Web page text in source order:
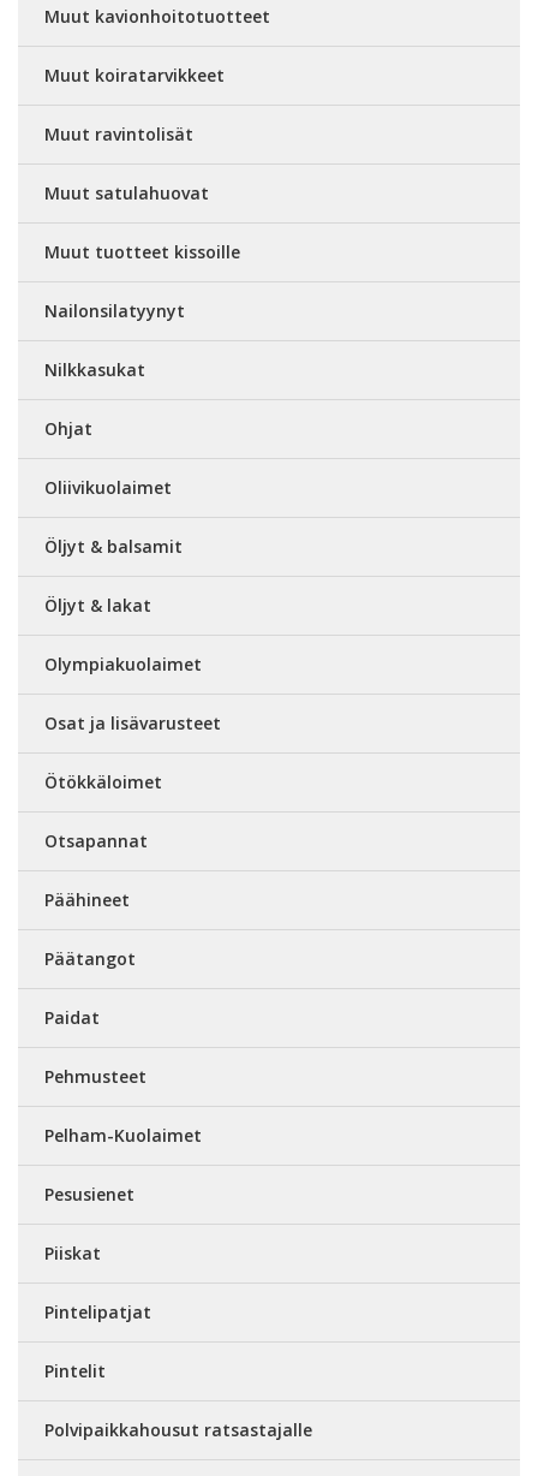
Muut kavionhoitotuotteet
Muut koiratarvikkeet
Muut ravintolisät
Muut satulahuovat
Muut tuotteet kissoille
Nailonsilatyynyt
Nilkkasukat
Ohjat
Oliivikuolaimet
Öljyt & balsamit
Öljyt & lakat
Olympiakuolaimet
Osat ja lisävarusteet
Ötökkäloimet
Otsapannat
Päähineet
Päätangot
Paidat
Pehmusteet
Pelham-Kuolaimet
Pesusienet
Piiskat
Pintelipatjat
Pintelit
Polvipaikkahousut ratsastajalle